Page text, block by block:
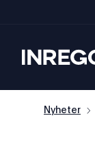
Inrego
Nyheter